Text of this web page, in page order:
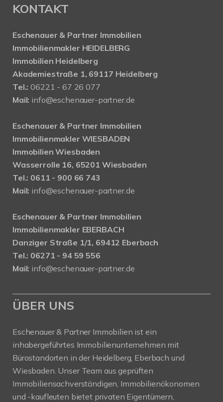
KONTAKT
Eschenauer & Partner Immobilien
Immobilienmakler HEIDELBERG
Immobilien Heidelberg
Akademiestraße 1, 69117 Heidelberg
Tel.:06221 - 67 26 077
Mail: info@eschenauer-partner.de
Eschenauer & Partner Immobilien
Immobilienmakler WIESBADEN
Immobilien Wiesbaden
Wasserrolle 16, 65201 Wiesbaden
Tel.: 0611 - 900 66 743
Mail: info@eschenauer-partner.de
Eschenauer & Partner Immobilien
Immobilienmakler EBERBACH
Danziger Straße 1/1, 69412 Eberbach
Tel.: 06271 - 94 59 556
Mail: info@eschenauer-partner.de
ÜBER UNS
Eschenauer & Partner Immobilien ist ein
inhabergeführtes Immobilienunternehmen mit
Bürostandorten in der Heidelberg, Eberbach und
Wiesbaden. Unser Team aus geprüften
Immobiliensachverständigen, Immobilienökonomen
und -kaufleuten bietet privaten Eigentümern,